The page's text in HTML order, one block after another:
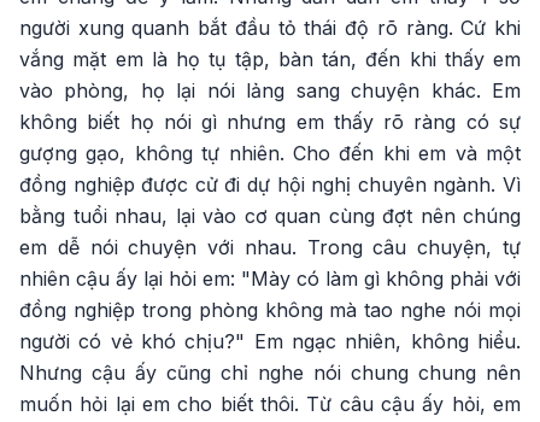
người xung quanh bắt đầu tỏ thái độ rõ ràng. Cứ khi
vắng mặt em là họ tụ tập, bàn tán, đến khi thấy em
vào phòng, họ lại nói lảng sang chuyện khác. Em
không biết họ nói gì nhưng em thấy rõ ràng có sự
gượng gạo, không tự nhiên. Cho đến khi em và một
đồng nghiệp được cử đi dự hội nghị chuyên ngành. Vì
bằng tuổi nhau, lại vào cơ quan cùng đợt nên chúng
em dễ nói chuyện với nhau. Trong câu chuyện, tự
nhiên cậu ấy lại hỏi em: "Mày có làm gì không phải với
đồng nghiệp trong phòng không mà tao nghe nói mọi
người có vẻ khó chịu?" Em ngạc nhiên, không hiểu.
Nhưng cậu ấy cũng chỉ nghe nói chung chung nên
muốn hỏi lại em cho biết thôi. Từ câu cậu ấy hỏi, em